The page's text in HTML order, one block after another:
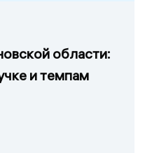
области:
и темпам